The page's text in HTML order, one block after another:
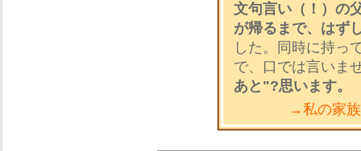
文句言い（！）の
が帰るまで、はず
した。同時に持っ
で、口では言いま
あと"?思います。
→私の家